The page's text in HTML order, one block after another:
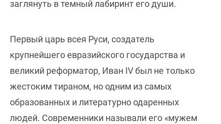
заглянуть в темный лабиринт его души.
Первый царь всея Руси, создатель
крупнейшего евразийского государства и
великий реформатор, Иван IV был не только
жестоким тираном, но одним из самых
образованных и литературно одаренных
людей. Современники называли его «мужем